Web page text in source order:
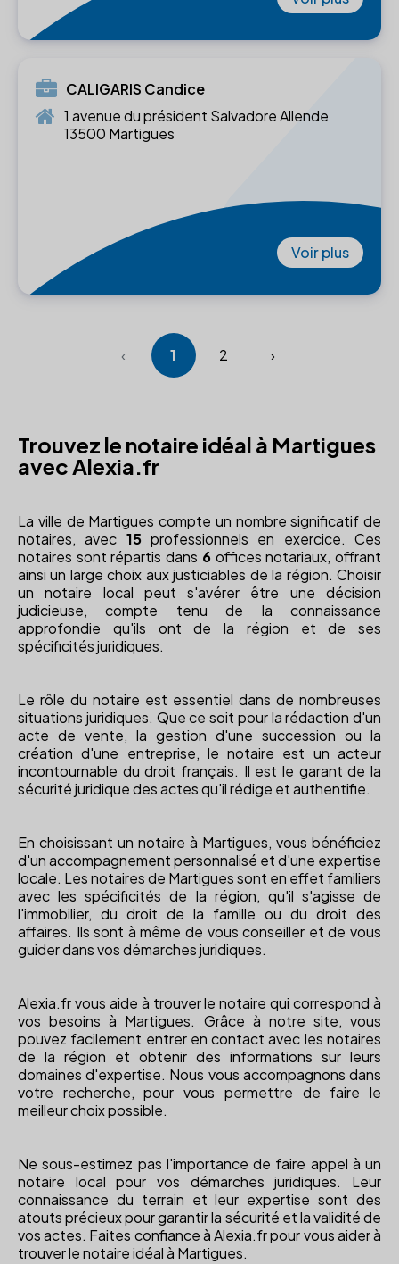
CALIGARIS Candice
1 avenue du président Salvadore Allende
13500 Martigues
Voir plus
‹ 1 2 ›
Trouvez le notaire idéal à Martigues
avec Alexia.fr
La ville de Martigues compte un nombre significatif de
notaires, avec 15professionnels en exercice. Ces
notaires sont répartis dans 6offices notariaux, offrant
ainsi un large choix aux justiciables de la région. Choisir
un notaire local peut s'avérer être une décision
judicieuse, compte tenu de la connaissance
approfondie qu'ils ont de la région et de ses
spécificités juridiques.
Le rôle du notaire est essentiel dans de nombreuses
situations juridiques. Que ce soit pour la rédaction d'un
acte de vente, la gestion d'une succession ou la
création d'une entreprise, le notaire est un acteur
incontournable du droit français. Il est le garant de la
sécurité juridique des actes qu'il rédige et authentifie.
En choisissant un notaire à Martigues, vous bénéficiez
d'un accompagnement personnalisé et d'une expertise
locale. Les notaires de Martigues sont en effet familiers
avec les spécificités de la région, qu'il s'agisse de
l'immobilier, du droit de la famille ou du droit des
affaires. Ils sont à même de vous conseiller et de vous
guider dans vos démarches juridiques.
Alexia.fr vous aide à trouver le notaire qui correspond à
vos besoins à Martigues. Grâce à notre site, vous
pouvez facilement entrer en contact avec les notaires
de la région et obtenir des informations sur leurs
domaines d'expertise. Nous vous accompagnons dans
votre recherche, pour vous permettre de faire le
meilleur choix possible.
Ne sous-estimez pas l'importance de faire appel à un
notaire local pour vos démarches juridiques. Leur
connaissance du terrain et leur expertise sont des
atouts précieux pour garantir la sécurité et la validité de
vos actes. Faites confiance à Alexia.fr pour vous aider à
trouver le notaire idéal à Martigues.